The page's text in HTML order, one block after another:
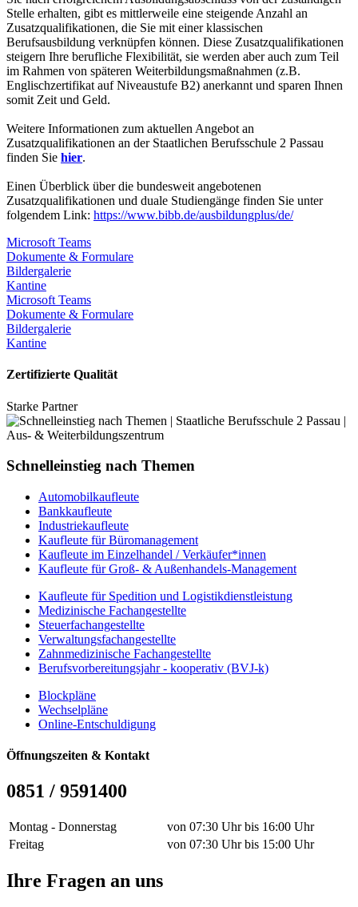
Stelle erhalten, gibt es mittlerweile eine steigende Anzahl an
Zusatzqualifikationen, die Sie mit einer klassischen
Berufsausbildung verknüpfen können. Diese Zusatzqualifikationen
steigern Ihre berufliche Flexibilität, sie werden aber auch zum Teil
im Rahmen von späteren Weiterbildungsmaßnahmen (z.B.
Englischzertifikat auf Niveaustufe B2) anerkannt und sparen Ihnen
somit Zeit und Geld.
Weitere Informationen zum aktuellen Angebot an
Zusatzqualifikationen an der Staatlichen Berufsschule 2 Passau
finden Sie hier.
Einen Überblick über die bundesweit angebotenen
Zusatzqualifikationen und duale Studiengänge finden Sie unter
folgendem Link: https://www.bibb.de/ausbildungplus/de/
Microsoft Teams
Dokumente & Formulare
Bildergalerie
Kantine
Microsoft Teams
Dokumente & Formulare
Bildergalerie
Kantine
Zertifizierte Qualität
Starke Partner
Schnelleinstieg nach Themen
Automobilkaufleute
Bankkaufleute
Industriekaufleute
Kaufleute für Büromanagement
Kaufleute im Einzelhandel / Verkäufer*innen
Kaufleute für Groß- & Außenhandels-Management
Kaufleute für Spedition und Logistikdienstleistung
Medizinische Fachangestellte
Steuerfachangestellte
Verwaltungsfachangestellte
Zahnmedizinische Fachangestellte
Berufsvorbereitungsjahr - kooperativ (BVJ-k)
Blockpläne
Wechselpläne
Online-Entschuldigung
Öffnungszeiten & Kontakt
0851 / 9591400
Montag - Donnerstag
von 07:30 Uhr bis 16:00 Uhr
Freitag
von 07:30 Uhr bis 15:00 Uhr
Ihre Fragen an uns